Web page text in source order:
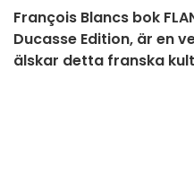
François Blancs bok
Ducasse Edition, är en
älskar detta franska